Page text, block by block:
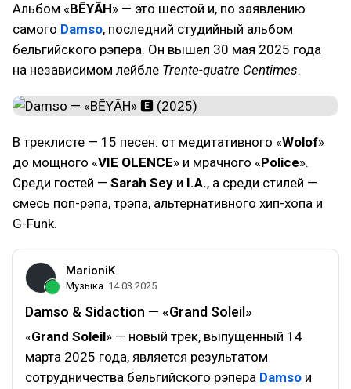
Альбом «BĒYĀH» — это шестой и, по заявлению
самого Damso, последний студийный альбом
бельгийского рэпера. Он вышел 30 мая 2025 года
на независимом лейбле Trente-quatre Centimes.
В треклисте — 15 песен: от медитативного «Wolof»
до мощного «VIE OLENCE» и мрачного «Police».
Среди гостей — Sarah Sey и I.A., а среди стилей —
смесь поп-рэпа, трэпа, альтернативного хип-хопа и
G-Funk.
MarioniK
Музыка 14.03.2025
Damso & Sidaction — «Grand Soleil»
«Grand Soleil» — новый трек, выпущенный 14
марта 2025 года, является результатом
сотрудничества бельгийского рэпера Damso и